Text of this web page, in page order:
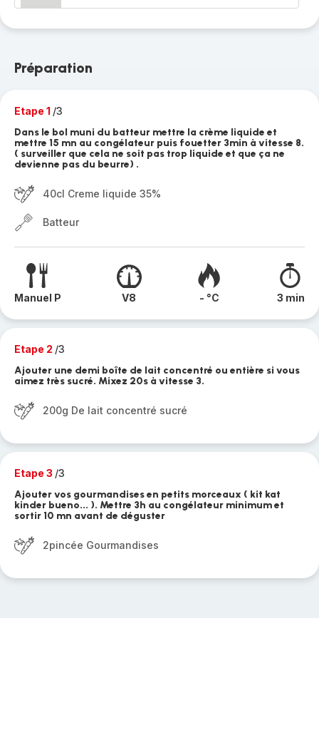
Préparation
Etape 1 /3
Dans le bol muni du batteur mettre la crème liquide et
mettre 15 mn au congélateur puis fouetter 3min à vitesse 8.
( surveiller que cela ne soit pas trop liquide et que ça ne
devienne pas du beurre) .
40cl Creme liquide 35%
Batteur
Manuel P V8 - °C 3 min
Etape 2 /3
Ajouter une demi boîte de lait concentré ou entière si vous
aimez très sucré. Mixez 20s à vitesse 3.
200g De lait concentré sucré
Etape 3 /3
Ajouter vos gourmandises en petits morceaux ( kit kat
kinder bueno... ). Mettre 3h au congélateur minimum et
sortir 10 mn avant de déguster
2pincée Gourmandises